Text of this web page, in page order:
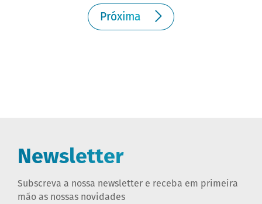
Próxima
Newsletter
Subscreva a nossa newsletter e receba em primeira
mão as nossas novidades